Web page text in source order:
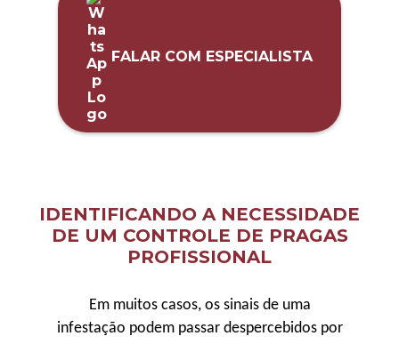
FALAR COM ESPECIALISTA
IDENTIFICANDO A NECESSIDADE
DE UM CONTROLE DE PRAGAS
PROFISSIONAL
Em muitos casos, os sinais de uma
infestação podem passar despercebidos por